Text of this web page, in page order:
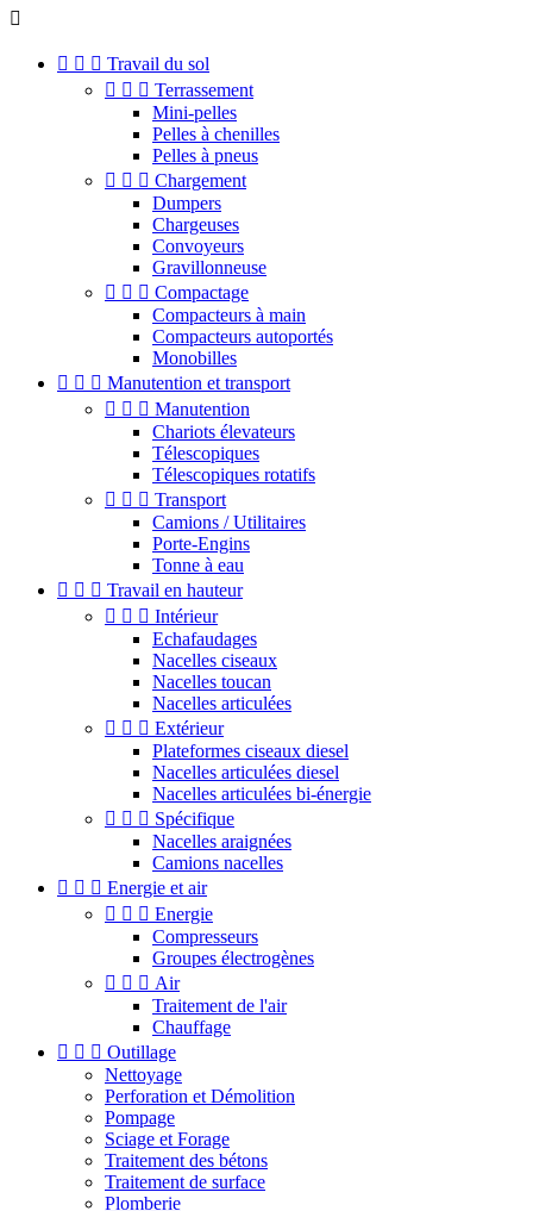

   Travail du sol
   Terrassement
Mini-pelles
Pelles à chenilles
Pelles à pneus
   Chargement
Dumpers
Chargeuses
Convoyeurs
Gravillonneuse
   Compactage
Compacteurs à main
Compacteurs autoportés
Monobilles
   Manutention et transport
   Manutention
Chariots élevateurs
Télescopiques
Télescopiques rotatifs
   Transport
Camions / Utilitaires
Porte-Engins
Tonne à eau
   Travail en hauteur
   Intérieur
Echafaudages
Nacelles ciseaux
Nacelles toucan
Nacelles articulées
   Extérieur
Plateformes ciseaux diesel
Nacelles articulées diesel
Nacelles articulées bi-énergie
   Spécifique
Nacelles araignées
Camions nacelles
   Energie et air
   Energie
Compresseurs
Groupes électrogènes
   Air
Traitement de l'air
Chauffage
   Outillage
Nettoyage
Perforation et Démolition
Pompage
Sciage et Forage
Traitement des bétons
Traitement de surface
Plomberie